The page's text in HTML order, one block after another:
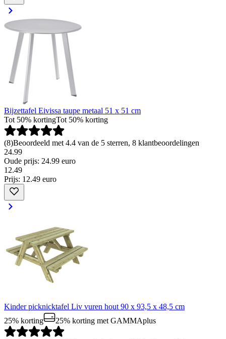
Bijzettafel Eivissa taupe metaal 51 x 51 cm
Tot 50% kortingTot 50% korting
(8)Beoordeeld met 4.4 van de 5 sterren, 8 klantbeoordelingen
24.99
Oude prijs: 24.99 euro
12.49
Prijs: 12.49 euro
Kinder picknicktafel Liv vuren hout 90 x 93,5 x 48,5 cm
25% korting
25% korting met GAMMAplus